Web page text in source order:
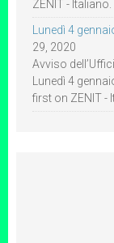
ZENIT - Italiano.
Lunedì 4
29, 2020
Avviso
Lunedì 4
first on ZENIT -